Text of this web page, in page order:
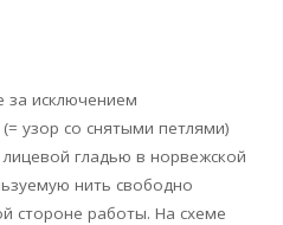
за исключением
узор со снятыми петлями)
гладью в норвежской
нить свободно
стороне работы. На схеме